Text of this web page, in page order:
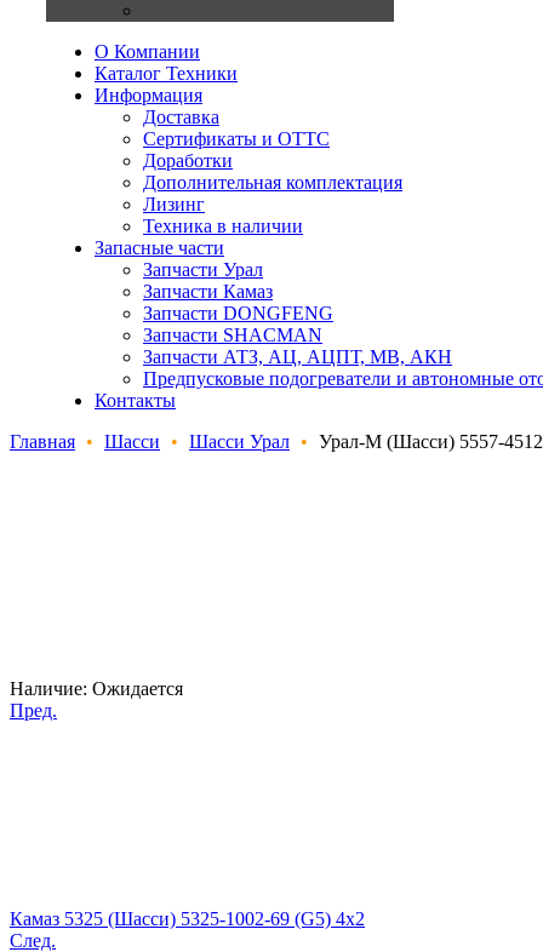
О Компании
Каталог Техники
Информация
Доставка
Сертификаты и ОТТС
Доработки
Дополнительная комплектация
Лизинг
Техника в наличии
Запасные части
Запчасти Урал
Запчасти Камаз
Запчасти DONGFENG
Запчасти SHACMAN
Запчасти АТЗ, АЦ, АЦПТ, МВ, АКН
Предпусковые подогреватели и автономные
Контакты
Главная • Шасси • Шасси Урал • Урал-М (Шасси) 5557-
Наличие: Ожидается
Пред.
Камаз 5325 (Шасси) 5325-1002-69 (G5) 4x2
След.